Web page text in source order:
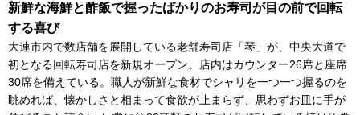
新鮮な海鮮と酢飯で握ったばかりのお寿司が目の前で回転
する喜び
大連市内で数店舗を展開している老舗寿司店「琴」が、中央大道で
初となる回転寿司店を新規オープン。店内はカウンター26席と座席
30席を備えている。職人が新鮮な食材でシャリを一つ一つ握るのを
眺めれば、懐かしさと相まって食欲が止まらず、思わずお皿に手が